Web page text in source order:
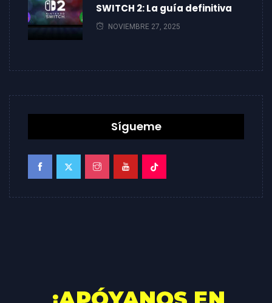
SWITCH 2: La guía definitiva
NOVIEMBRE 27, 2025
Sígueme